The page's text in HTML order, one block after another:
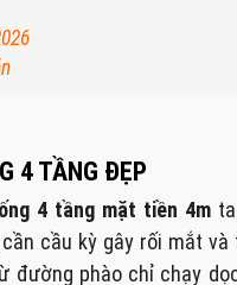
4 TẦNG ĐẸP
4 tầng mặt tiền 4m
cầu kỳ gây rối mắt
đường phào chỉ chạy